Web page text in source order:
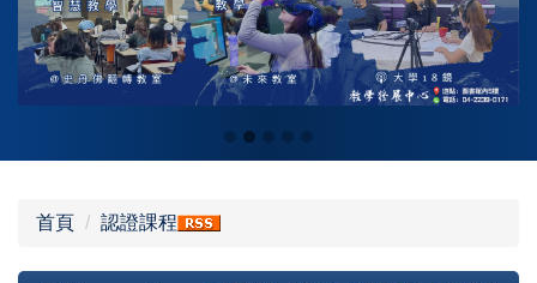
首頁 認證課程